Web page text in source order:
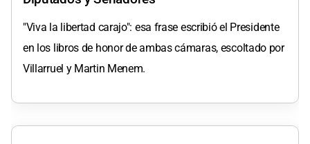
"Viva la libertad carajo": esa frase escribió el Presidente
en los libros de honor de ambas cámaras, escoltado por
Villarruel y Martin Menem.